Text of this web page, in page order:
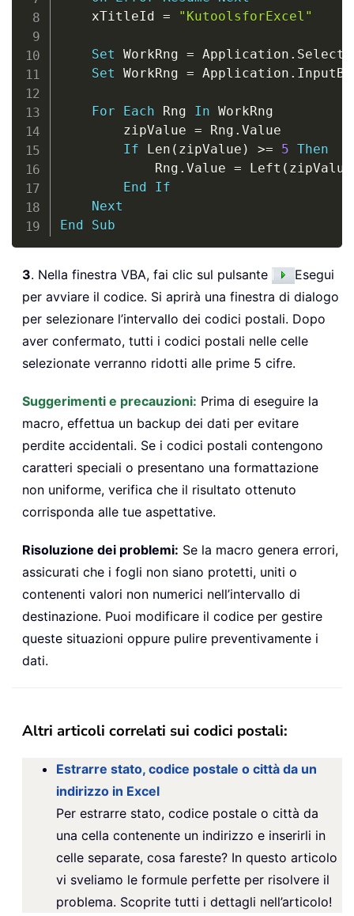
    xTitleId
= "KutoolsforExcel"
Set WorkRng = Application .
Set WorkRng = Application .
For Each Rng In WorkRng
        zipValue
= Rng . Value
If Len ( zipValue ) >= 5 Then
            Rng
. Value = Left ( zipValue
End
If
Next
End
Sub
3. Nella finestra VBA, fai clic sul pulsante
Esegui
per avviare il codice. Si aprirà una finestra di dialogo
per selezionare l’intervallo dei codici postali. Dopo
aver confermato, tutti i codici postali nelle celle
selezionate verranno ridotti alle prime 5 cifre.
Suggerimenti e precauzioni: Prima di eseguire la
macro, effettua un backup dei dati per evitare
perdite accidentali. Se i codici postali contengono
caratteri speciali o presentano una formattazione
non uniforme, verifica che il risultato ottenuto
corrisponda alle tue aspettative.
Risoluzione dei problemi: Se la macro genera errori,
assicurati che i fogli non siano protetti, uniti o
contenenti valori non numerici nell’intervallo di
destinazione. Puoi modificare il codice per gestire
queste situazioni oppure pulire preventivamente i
dati.
Altri articoli correlati sui codici postali:
Estrarre stato, codice postale o città da un
indirizzo in Excel
Per estrarre stato, codice postale o città da
una cella contenente un indirizzo e inserirli in
celle separate, cosa fareste? In questo articolo
vi sveliamo le formule perfette per risolvere il
problema. Scoprite tutti i dettagli nell’articolo!